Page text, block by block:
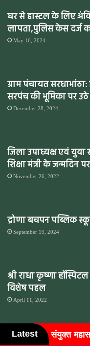
घर से हास्टल के लिए
लापता,पुलिस केस दर्ज
May 16, 2024
ग्राम पंचायत सरधाभांठा:
सरपंच की भूमिका पर
December 28, 2024
जिला उपाध्यक्ष एवं
शिक्षा मंत्री के जन्मदिन
November 26, 2022
द्रोणा बचपन पब्लिक
September 19, 2024
श्री राधा कृष्णा
विशेष पहल
April 11, 2022
Latestनौकरी दिलाने के